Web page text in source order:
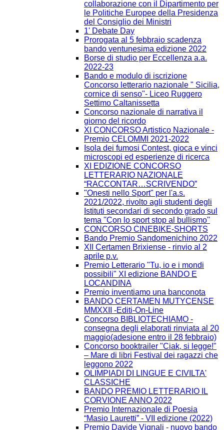
collaborazione con il Dipartimento per
le Politiche Europee della Presidenza
del Consiglio dei Ministri
1' Debate Day
Prorogata al 5 febbraio scadenza
bando ventunesima edizione 2022
Borse di studio per Eccellenza a.a.
2022-23
Bando e modulo di iscrizione
Concorso letterario nazionale " Sicilia,
cornice di senso"- Liceo Ruggero
Settimo Caltanissetta
Concorso nazionale di narrativa il
giorno del ricordo
XI CONCORSO Artistico Nazionale -
Premio CELOMMI 2021-2022
Isola dei fumosi Contest, gioca e vinci
microscopi ed esperienze di ricerca
XI EDIZIONE CONCORSO
LETTERARIO NAZIONALE
“RACCONTAR…SCRIVENDO”
"Onesti nello Sport" per l'a.s.
2021/2022, rivolto agli studenti degli
Istituti secondari di secondo grado sul
tema ''Con lo sport stop al bullismo''
CONCORSO CINEBIKE-SHORTS
Bando Premio Sandomenichino 2022
XII Certamen Brixiense - rinvio al 2
aprile p.v.
Premio Letterario "Tu, io e i mondi
possibili" XI edizione BANDO E
LOCANDINA
Premio inventiamo una banconota
BANDO CERTAMEN MUTYCENSE
MMXXII -Editi-On-Line
Concorso BIBLIOTECHIAMO -
consegna degli elaborati rinviata al 20
maggio(adesione entro il 28 febbraio)
Concorso booktrailer "Ciak, si legge!"
– Mare di libri Festival dei ragazzi che
leggono 2022
OLIMPIADI DI LINGUE E CIVILTA'
CLASSICHE
BANDO PREMIO LETTERARIO IL
CORVIONE ANNO 2022
Premio Internazionale di Poesia
“Masio Lauretti” - VII edizione (2022)
Premio Davide Vignali - nuovo bando